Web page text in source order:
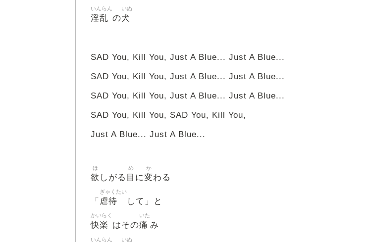
淫乱
いんらん
の犬
いぬ
SAD You, Kill You, Just A Blue... Just A Blue...
SAD You, Kill You, Just A Blue... Just A Blue...
SAD You, Kill You, Just A Blue... Just A Blue...
SAD You, Kill You, SAD You, Kill You,
Just A Blue... Just A Blue...
欲
ほ
しがる 目
め
に変
か
わる
「 虐待
ぎゃくたい
して」と
快楽
かいらく
はその痛
いた
み
いんらん いぬ